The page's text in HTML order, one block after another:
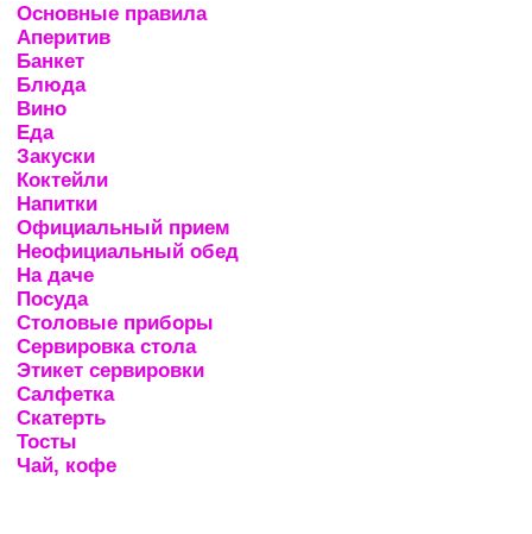
Основные правила
Аперитив
Банкет
Блюда
Вино
Еда
Закуски
Коктейли
Напитки
Официальный прием
Неофициальный обед
На даче
Посуда
Столовые приборы
Сервировка стола
Этикет сервировки
Салфетка
Скатерть
Тосты
Чай, кофе